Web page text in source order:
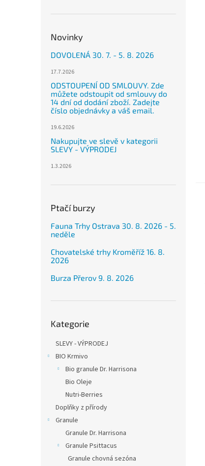
Novinky
DOVOLENÁ 30. 7. - 5. 8. 2026
17.7.2026
ODSTOUPENÍ OD SMLOUVY. Zde
můžete odstoupit od smlouvy do
14 dní od dodání zboží. Zadejte
číslo objednávky a váš email.
19.6.2026
Nakupujte ve slevě v kategorii
SLEVY - VÝPRODEJ
1.3.2026
Ptačí burzy
Fauna Trhy Ostrava 30. 8. 2026 - 5.
neděle
Chovatelské trhy Kroměříž 16. 8.
2026
Burza Přerov 9. 8. 2026
kategorie
Kategorie
SLEVY - VÝPRODEJ
BIO Krmivo
Bio granule Dr. Harrisona
Bio Oleje
Nutri-Berries
Doplňky z přírody
Granule
Granule Dr. Harrisona
Granule Psittacus
Granule chovná sezóna